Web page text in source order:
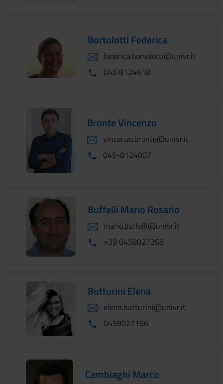
Bortolotti Federica
federica.bortolotti@univr.it
045 8124618
Bronte Vincenzo
vincenzo.bronte@univr.it
045-8124007
Buffelli Mario Rosario
mario.buffelli@univr.it
+39 0458027268
Butturini Elena
elena.butturini@univr.it
0458027166
Cambiaghi Marco